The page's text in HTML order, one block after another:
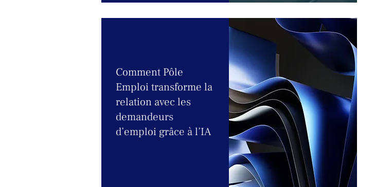
Comment Pôle
Emploi transforme la
relation avec les
demandeurs
d’emploi grâce à l’IA